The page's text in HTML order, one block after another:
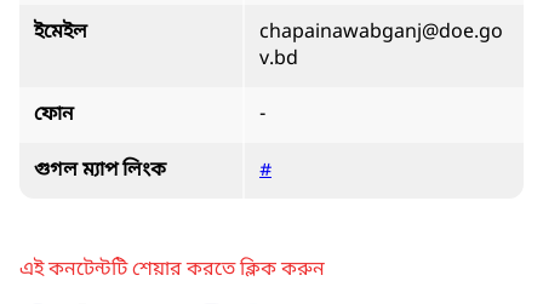
ইমেইল
chapainawabganj@doe.go
v.bd
ফোন -
গুগল ম্যাপ লিংক #
এই কনটেন্টটি শেয়ার করতে ক্লিক করুন